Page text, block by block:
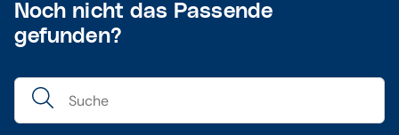
Noch nicht das Passende
gefunden?